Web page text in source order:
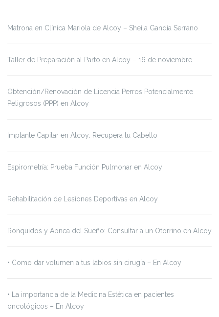
Matrona en Clínica Mariola de Alcoy – Sheila Gandía Serrano
Taller de Preparación al Parto en Alcoy – 16 de noviembre
Obtención/Renovación de Licencia Perros Potencialmente
Peligrosos (PPP) en Alcoy
Implante Capilar en Alcoy: Recupera tu Cabello
Espirometría: Prueba Función Pulmonar en Alcoy
Rehabilitación de Lesiones Deportivas en Alcoy
Ronquidos y Apnea del Sueño: Consultar a un Otorrino en Alcoy
•⁠ ⁠Como dar volumen a tus labios sin cirugía – En Alcoy
•⁠ ⁠La importancia de la Medicina Estética en pacientes
oncológicos – En Alcoy